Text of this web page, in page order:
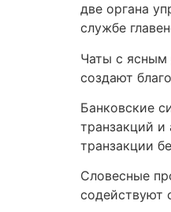
две органа
службе
Чаты с ясным
создают
Банковские
транзакций
транзакции
Словесные
содействуют